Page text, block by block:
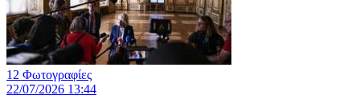
12 Φωτογραφίες
22/07/2026 13:44